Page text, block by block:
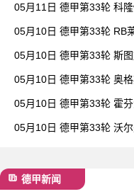
05月11日 德甲第33轮 科
05月10日 德甲第33轮 RB
05月10日 德甲第33轮 斯
05月10日 德甲第33轮 奥
05月10日 德甲第33轮 霍
05月10日 德甲第33轮 沃
德甲新闻